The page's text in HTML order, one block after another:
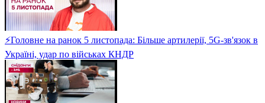
⚡Головне на ранок 5 листопада: Більше артилерії, 5G-зв'язок в
Україні, удар по військах КНДР